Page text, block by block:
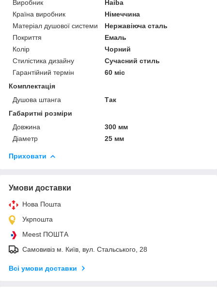
Виробник
Haiba
Країна виробник
Німеччина
Матеріал душової системи
Нержавіюча сталь
Покриття
Емаль
Колір
Чорний
Стилістика дизайну
Сучасний стиль
Гарантійний термін
60 міс
Комплектація
Душова штанга
Так
Габаритні розміри
Довжина
300 мм
Діаметр
25 мм
Приховати
Умови доставки
Нова Пошта
Укрпошта
Meest ПОШТА
Самовивіз м. Київ, вул. Стальського, 28
Всі умови доставки